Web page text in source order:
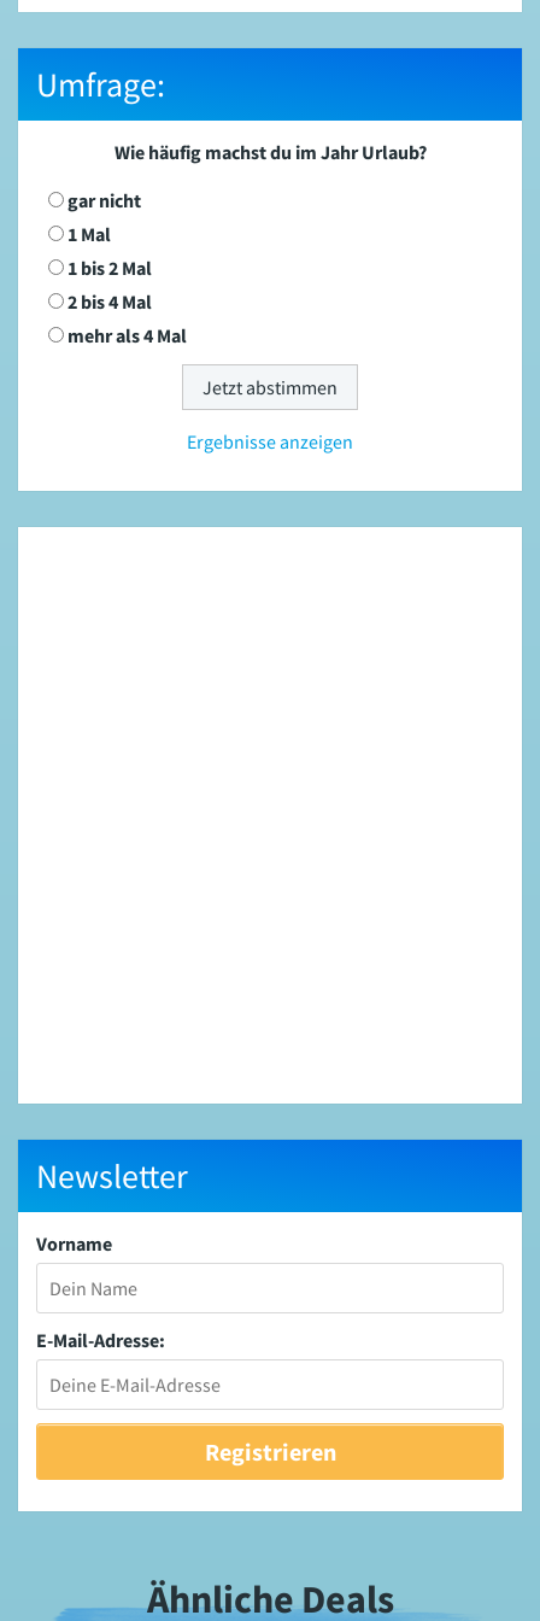
Umfrage:
Wie häufig machst du im Jahr Urlaub?
gar nicht
1 Mal
1 bis 2 Mal
2 bis 4 Mal
mehr als 4 Mal
Ergebnisse anzeigen
Newsletter
Vorname
E-Mail-Adresse:
Ähnliche Deals